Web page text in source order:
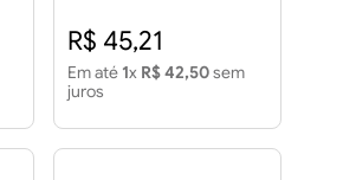
R$ 45,21
Em até 1x R$ 42,50sem
juros